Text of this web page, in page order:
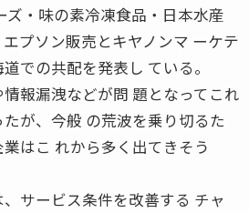
ズ・味の素冷凍食品・日本水産
プソン販売とキヤノンマ ーケテ
での共配を発表し ている。
報漏洩などが問 題となってこれ
が、今般 の荒波を乗り切るた
はこ れから多く出てきそう
サービス条件を改善する チャ